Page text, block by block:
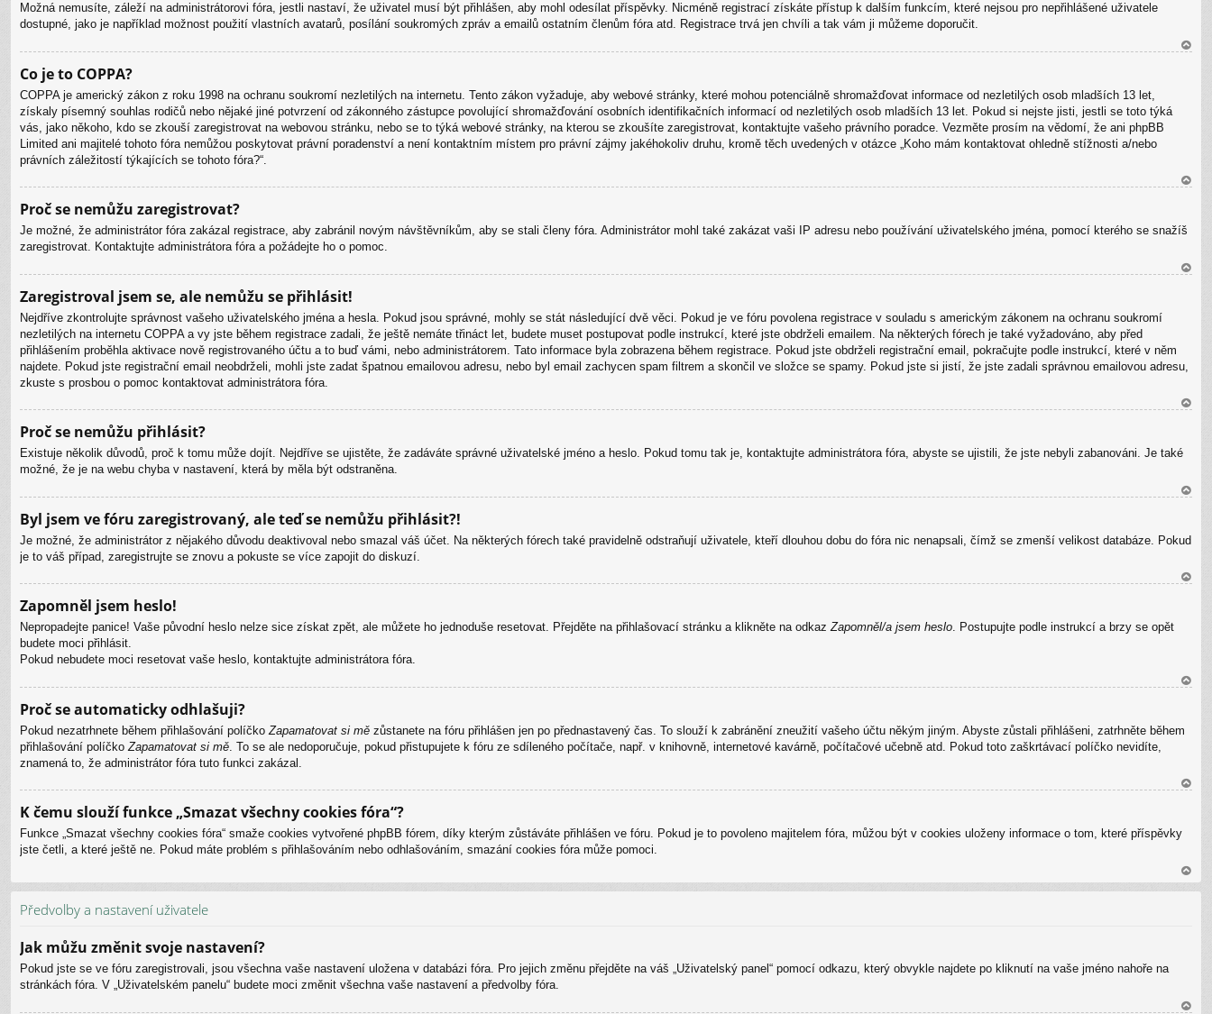
Možná nemusíte, záleží na administrátorovi fóra, jestli nastaví, že uživatel musí být přihlášen, aby mohl odesílat příspěvky. Nicméně registrací získáte přístup k dalším funkcím, které nejsou pro nepřihlášené uživatele
dostupné, jako je například možnost použití vlastních avatarů, posílání soukromých zpráv a emailů ostatním členům fóra atd. Registrace trvá jen chvíli a tak vám ji můžeme doporučit.
Co je to COPPA?
COPPA je americký zákon z roku 1998 na ochranu soukromí nezletilých na internetu. Tento zákon vyžaduje, aby webové stránky, které mohou potenciálně shromažďovat informace od nezletilých osob mladších 13 let,
získaly písemný souhlas rodičů nebo nějaké jiné potvrzení od zákonného zástupce povolující shromažďování osobních identifikačních informací od nezletilých osob mladších 13 let. Pokud si nejste jisti, jestli se toto týká
vás, jako někoho, kdo se zkouší zaregistrovat na webovou stránku, nebo se to týká webové stránky, na kterou se zkoušíte zaregistrovat, kontaktujte vašeho právního poradce. Vezměte prosím na vědomí, že ani phpBB
Limited ani majitelé tohoto fóra nemůžou poskytovat právní poradenství a není kontaktním místem pro právní zájmy jakéhokoliv druhu, kromě těch uvedených v otázce „Koho mám kontaktovat ohledně stížnosti a/nebo
právních záležitostí týkajících se tohoto fóra?“.
or
Proč se nemůžu zaregistrovat?
Je možné, že administrátor fóra zakázal registrace, aby zabránil novým návštěvníkům, aby se stali členy fóra. Administrátor mohl také zakázat vaši IP adresu nebo používání uživatelského jména, pomocí kterého se snažíš
zaregistrovat. Kontaktujte administrátora fóra a požádejte ho o pomoc.
Zaregistroval jsem se, ale nemůžu se přihlásit!
Nejdříve zkontrolujte správnost vašeho uživatelského jména a hesla. Pokud jsou správné, mohly se stát následující dvě věci. Pokud je ve fóru povolena registrace v souladu s americkým zákonem na ochranu soukromí
nezletilých na internetu COPPA a vy jste během registrace zadali, že ještě nemáte třináct let, budete muset postupovat podle instrukcí, které jste obdrželi emailem. Na některých fórech je také vyžadováno, aby před
přihlášením proběhla aktivace nově registrovaného účtu a to buď vámi, nebo administrátorem. Tato informace byla zobrazena během registrace. Pokud jste obdrželi registrační email, pokračujte podle instrukcí, které v něm
najdete. Pokud jste registrační email neobdrželi, mohli jste zadat špatnou emailovou adresu, nebo byl email zachycen spam filtrem a skončil ve složce se spamy. Pokud jste si jistí, že jste zadali správnou emailovou adresu,
zkuste s prosbou o pomoc kontaktovat administrátora fóra.
or
Proč se nemůžu přihlásit?
Existuje několik důvodů, proč k tomu může dojít. Nejdříve se ujistěte, že zadáváte správné uživatelské jméno a heslo. Pokud tomu tak je, kontaktujte administrátora fóra, abyste se ujistili, že jste nebyli zabanováni. Je také
možné, že je na webu chyba v nastavení, která by měla být odstraněna.
or
Byl jsem ve fóru zaregistrovaný, ale teď se nemůžu přihlásit?!
Je možné, že administrátor z nějakého důvodu deaktivoval nebo smazal váš účet. Na některých fórech také pravidelně odstraňují uživatele, kteří dlouhou dobu do fóra nic nenapsali, čímž se zmenší velikost databáze. Pokud
je to váš případ, zaregistrujte se znovu a pokuste se více zapojit do diskuzí.
Zapomněl jsem heslo!
Nepropadejte panice! Vaše původní heslo nelze sice získat zpět, ale můžete ho jednoduše resetovat. Přejděte na přihlašovací stránku a klikněte na odkazZapomněl/a jsem heslo. Postupujte podle instrukcí a brzy se opět
budete moci přihlásit.
Pokud nebudete moci resetovat vaše heslo, kontaktujte administrátora fóra.
or
Proč se automaticky odhlašuji?
Pokud nezatrhnete během přihlašování políčko Zapamatovat si mě zůstanete na fóru přihlášen jen po přednastavený čas. To slouží k zabránění zneužití vašeho účtu někým jiným. Abyste zůstali přihlášeni, zatrhněte během
přihlašování políčko Zapamatovat si mě . To se ale nedoporučuje, pokud přistupujete k fóru ze sdíleného počítače, např. v knihovně, internetové kavárně, počítačové učebně atd. Pokud toto zaškrtávací políčko nevidíte,
znamená to, že administrátor fóra tuto funkci zakázal.
or
K čemu slouží funkce „Smazat všechny cookies fóra“?
Funkce „Smazat všechny cookies fóra“ smaže cookies vytvořené phpBB fórem, díky kterým zůstáváte přihlášen ve fóru. Pokud je to povoleno majitelem fóra, můžou být v cookies uloženy informace o tom, které příspěvky
jste četli, a které ještě ne. Pokud máte problém s přihlašováním nebo odhlašováním, smazání cookies fóra může pomoci.
Předvolby a nastavení uživatele
Jak můžu změnit svoje nastavení?
Pokud jste se ve fóru zaregistrovali, jsou všechna vaše nastavení uložena v databázi fóra. Pro jejich změnu přejděte na váš „Uživatelský panel“ pomocí odkazu, který obvykle najdete po kliknutí na vaše jméno nahoře na
stránkách fóra. V „Uživatelském panelu“ budete moci změnit všechna vaše nastavení a předvolby fóra.